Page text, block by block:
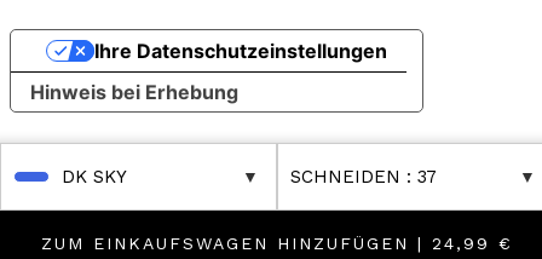
DK SKY SCHNEIDEN : 37
ZUM EINKAUFSWAGEN HINZUFÜGEN | 24,99 €
Hinweis bei Erhebung
Ihre Datenschutzeinstellungen